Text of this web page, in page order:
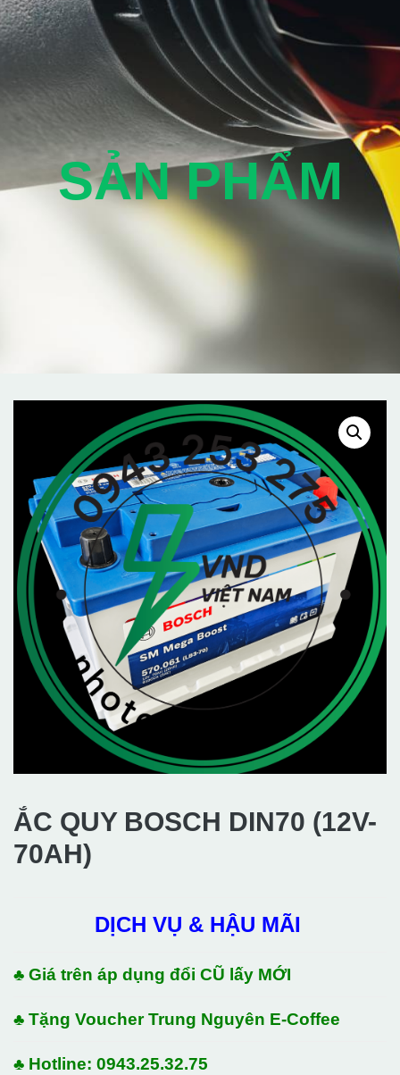
SẢN PHẨM
ẮC QUY BOSCH DIN70 (12V-
70AH)
DỊCH VỤ & HẬU MÃI
♣ Giá trên áp dụng đổi CŨ lấy MỚI
♣ Tặng Voucher Trung Nguyên E-Coffee
♣ Hotline: 0943.25.32.75